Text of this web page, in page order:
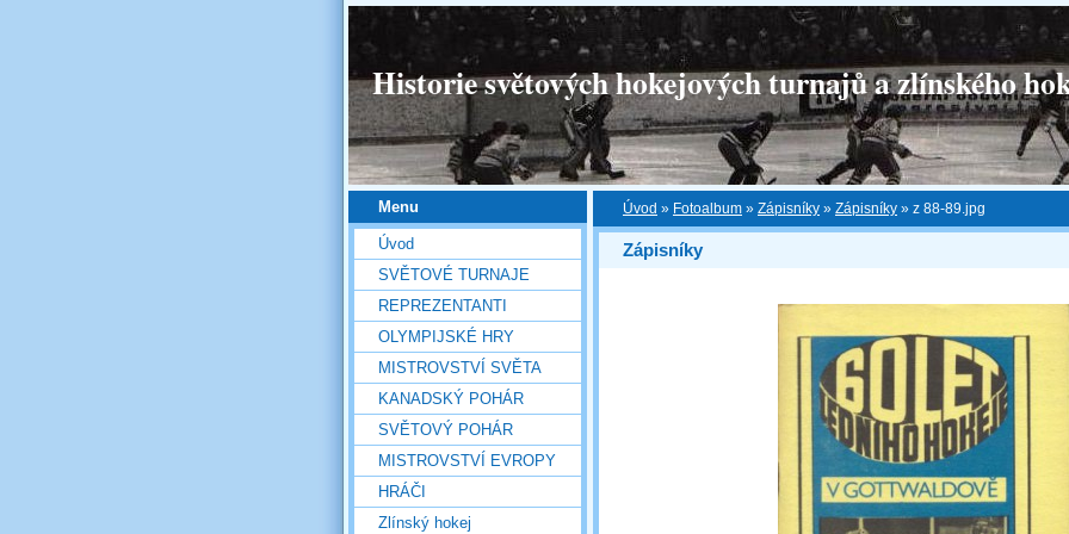
Historie světových hokejových turnajů a zlínského
Úvod » Fotoalbum » Zápisníky » Zápisníky » z 88-89.jpg
Zápisníky
Menu
Úvod
SVĚTOVÉ TURNAJE
REPREZENTANTI
OLYMPIJSKÉ HRY
MISTROVSTVÍ SVĚTA
KANADSKÝ POHÁR
SVĚTOVÝ POHÁR
MISTROVSTVÍ EVROPY
HRÁČI
Zlínský hokej